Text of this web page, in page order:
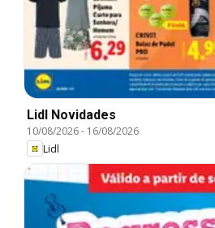
Lidl Novidades
10/08/2026- 16/08/2026
Lidl